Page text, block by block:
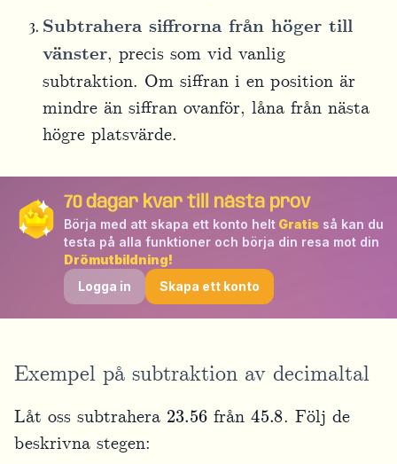
Subtrahera siffrorna från höger till
vänster, precis som vid vanlig
subtraktion. Om siffran i en position är
mindre än siffran ovanför, låna från nästa
högre platsvärde.
70dagar kvar till nästa prov
Börja med att skapa ett konto helt Gratis så kan du
testa på alla funktioner och börja din resa mot din
Drömutbildning!
Logga in
Skapa ett konto
Exempel på subtraktion av decimaltal
Låt oss subtrahera 23.56 från45.8. Följ de
beskrivna stegen: